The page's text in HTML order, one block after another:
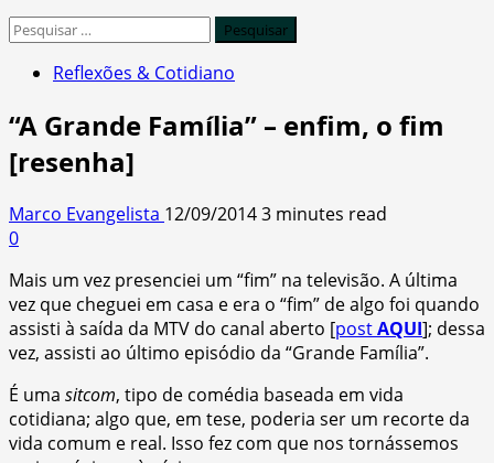
Pesquisar
Reflexões & Cotidiano
“A Grande Família” – enfim, o fim
[resenha]
Marco Evangelista 12/09/20143 minutes read
0
Mais um vez presenciei um “fim” na televisão. A última
vez que cheguei em casa e era o “fim” de algo foi quando
assisti à saída da MTV do canal aberto [postAQUI]; dessa
vez, assisti ao último episódio da “Grande Família”.
É uma sitcom, tipo de comédia baseada em vida
cotidiana; algo que, em tese, poderia ser um recorte da
vida comum e real. Isso fez com que nos tornássemos